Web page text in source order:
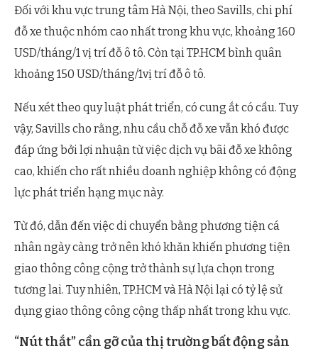
Đối với khu vực trung tâm Hà Nội, theo Savills, chi phí
đỗ xe thuộc nhóm cao nhất trong khu vực, khoảng 160
USD/tháng/1 vị trí đỗ ô tô. Còn tại TP.HCM bình quân
khoảng 150 USD/tháng/1vị trí đỗ ô tô.
Nếu xét theo quy luật phát triển, có cung ắt có cầu. Tuy
vậy, Savills cho rằng, nhu cầu chỗ đỗ xe vẫn khó được
đáp ứng bởi lợi nhuận từ việc dịch vụ bãi đỗ xe không
cao, khiến cho rất nhiều doanh nghiệp không có động
lực phát triển hạng mục này.
Từ đó, dẫn đến việc di chuyển bằng phương tiện cá
nhân ngày càng trở nên khó khăn khiến phương tiện
giao thông công cộng trở thành sự lựa chọn trong
tương lai. Tuy nhiên, TP.HCM và Hà Nội lại có tỷ lệ sử
dụng giao thông công cộng thấp nhất trong khu vực.
“Nút thắt” cần gỡ của thị trường bất động sản